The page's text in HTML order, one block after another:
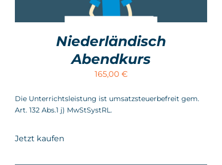
Niederländisch
Abendkurs
165,00 €
Die Unterrichtsleistung ist umsatzsteuerbefreit gem.
Art. 132 Abs.1 j) MwStSystRL.
Jetzt kaufen